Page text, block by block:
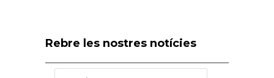
Rebre les nostres notícies